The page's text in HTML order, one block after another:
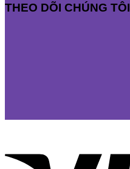
THEO DÕI CHÚNG TÔI